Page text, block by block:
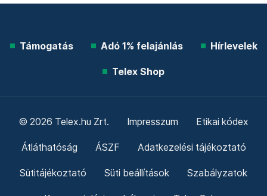
Támogatás Adó 1% felajánlás Hírlevelek
Telex Shop
© 2026 Telex.hu Zrt. Impresszum Etikai kódex
Átláthatóság ÁSZF Adatkezelési tájékoztató
Sütitájékoztató Süti beállítások Szabályzatok